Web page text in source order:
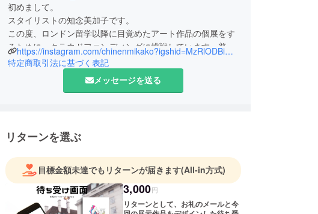
初めまして。
スタイリストの知念美加子です。
この度、ロンドン留学以降に目覚めたアート作品の個展をす
るために、クラウドファンディングに挑戦しています。普段
はファッションで表現をしていますが、アートを通して新た
な自分を表現できたらいいなと思っています。そしてこの個
展を通して、たくさんの人に”アートは身近にある”ことが伝
https://instagram.com/chinenmikako?igshid=MzRlODBiNWFlZA==
特定商取引法に基づく表記
メッセージを送る
リターンを選ぶ
目標金額未達でもリターンが届きます(All-in方式)
3,000円
リターンとして、お礼のメールと今